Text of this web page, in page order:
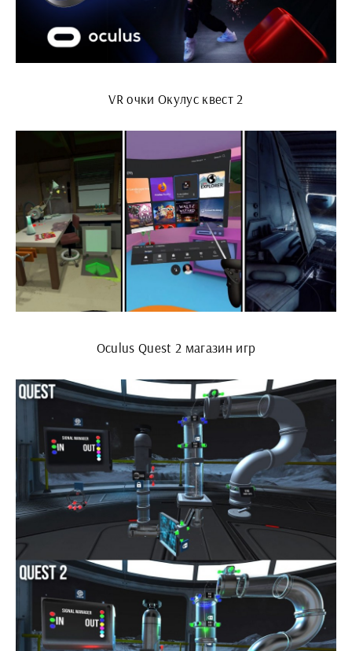
VR очки Окулус квест 2
Oculus Quest 2 магазин игр